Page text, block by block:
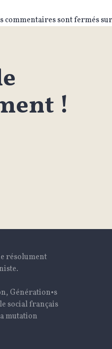
commentaires sont fermés
!
résolument
Génération•s
social français
mutation